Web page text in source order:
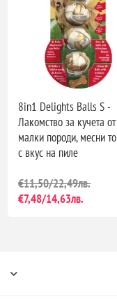
8in1 Delights Balls S -
Лакомство за кучета от
малки породи, месни
с вкус на пиле
€11,50/22,49лв.
€7,48/14,63лв.